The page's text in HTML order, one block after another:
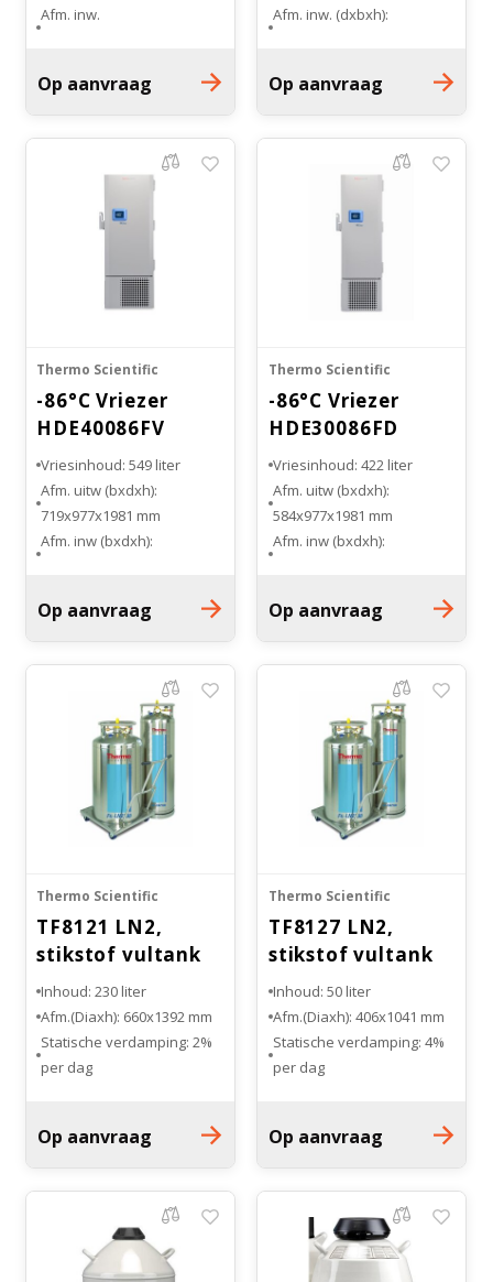
Afm. inw.
Draagroosters: 2 halve
draadroosters
Op aanvraag
Afm. inw. (dxbxh):
draaideuren
Draagroosters: 4 hele en 2
halve draadroosters
Op aanvraag
Thermo Scientific
-86°C Vriezer
HDE40086FV
Vriesinhoud: 549 liter
Afm. uitw (bxdxh):
719x977x1981 mm
Afm. inw (bxdxh):
Aantal cryoboxen 5 cm: 400
stuks
Op aanvraag
Thermo Scientific
-86°C Vriezer
HDE30086FD
Vriesinhoud: 422 liter
Afm. uitw (bxdxh):
584x977x1981 mm
Afm. inw (bxdxh):
Aantal cryoboxen 5 cm: 300
stuks
Op aanvraag
Thermo Scientific
TF8121 LN2,
stikstof vultank
Inhoud: 230 liter
Afm.(Diaxh): 660x1392 mm
Statische verdamping: 2%
per dag
Op aanvraag
Thermo Scientific
TF8127 LN2,
stikstof vultank
Inhoud: 50 liter
Afm.(Diaxh): 406x1041 mm
Statische verdamping: 4%
per dag
Op aanvraag